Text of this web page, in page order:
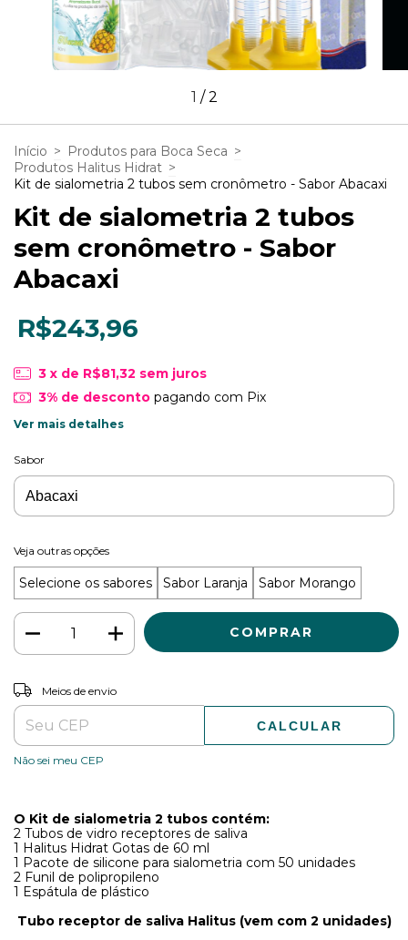
1 /2
Início > Produtos para Boca Seca >
Produtos Halitus Hidrat >
Kit de sialometria 2 tubos sem cronômetro - Sabor Abacaxi
Kit de sialometria 2 tubos
sem cronômetro - Sabor
Abacaxi
R$243,96
3 x de R$81,32 sem juros
3% de descontopagando com Pix
Ver mais detalhes
Sabor
Veja outras opções
Selecione os sabores Sabor Laranja Sabor Morango
Entregas para o CEP:
Meios de envio
CALCULAR
Não sei meu CEP
O Kit de sialometria 2 tubos contém:
2 Tubos de vidro receptores de saliva
1 Halitus Hidrat Gotas de 60 ml
1 Pacote de silicone para sialometria com 50 unidades
2 Funil de polipropileno
1 Espátula de plástico
Tubo receptor de saliva Halitus (vem com 2 unidades)